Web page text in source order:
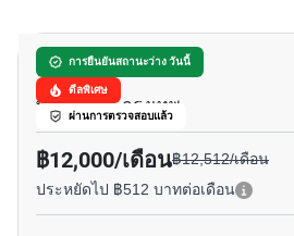
การยืนยันสถานะว่าง วันนี้
ดีลพิเศษ
ผ่านการตรวจสอบแล้ว
ริทึ่ม อโศก
พระราม 9, กรุงเทพ
฿12,000/เดือน฿12,512/เดือน
ประหยัดไป ฿512 บาทต่อเดือน